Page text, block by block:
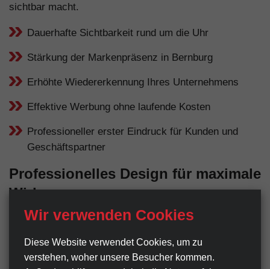
sichtbar macht.
Dauerhafte Sichtbarkeit rund um die Uhr
Stärkung der Markenpräsenz in Bernburg
Erhöhte Wiedererkennung Ihres Unternehmens
Effektive Werbung ohne laufende Kosten
Professioneller erster Eindruck für Kunden und
Geschäftspartner
Professionelles Design für maximale
Wirkung
Ein Werbeschild ist oft der erste Kontaktpunkt
zwischen Ihrem Unternehmen und potenziellen Kunden
in Bernburg. Deshalb legen wir großen Wert auf ein
Wir verwenden Cookies
Diese Website verwendet Cookies, um zu
verstehen, woher unsere Besucher kommen.